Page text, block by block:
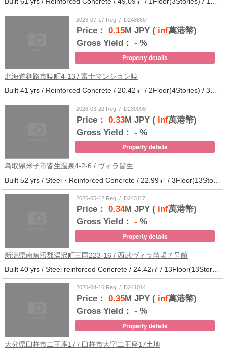
2026-07-17 Reg. / ID248860
Price： 0.15M JPY (inf萬港幣)
Gross Yield： - %
Property details
北海道釧路市暁町4-13 / 富士マンション暁
Built 41 yrs / Reinforced Concrete / 20.42㎡ / 2Floor(4Stories) / 32Units / Distance from the station.33
2026-03-22 Reg. / ID239098
Price： 0.33M JPY (inf萬港幣)
Gross Yield： - %
Property details
鳥取県米子市皆生温泉4-2-6 / ヴィラ皆生
Built 52 yrs / Steel・Reinforced Concrete / 22.99㎡ / 3Floor(13Stories) / 138Units / Distance from the station.
2026-05-12 Reg. / ID243117
Price： 0.34M JPY (inf萬港幣)
Gross Yield： - %
Property details
新潟県南魚沼郡湯沢町三国223-16 / 西武ヴィラ苗場７号館
Built 40 yrs / Steel reinforced Concrete / 24.42㎡ / 13Floor(13Stories) / 372Units / Distance from the station.
2026-04-16 Reg. / ID241014
Price： 0.35M JPY (inf萬港幣)
Gross Yield： - %
Property details
大分県臼杵市二王座17 / 臼杵市大字二王座17土地